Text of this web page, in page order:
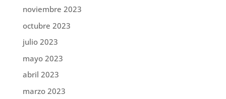
noviembre 2023
octubre 2023
julio 2023
mayo 2023
abril 2023
marzo 2023